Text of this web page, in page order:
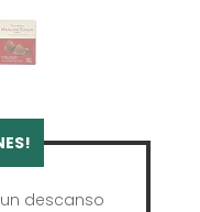
descanso